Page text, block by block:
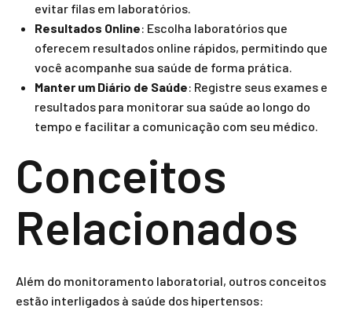
evitar filas em laboratórios.
Resultados Online: Escolha laboratórios que
oferecem resultados online rápidos, permitindo que
você acompanhe sua saúde de forma prática.
Manter um Diário de Saúde: Registre seus exames e
resultados para monitorar sua saúde ao longo do
tempo e facilitar a comunicação com seu médico.
Conceitos
Relacionados
Além do monitoramento laboratorial, outros conceitos
estão interligados à saúde dos hipertensos: